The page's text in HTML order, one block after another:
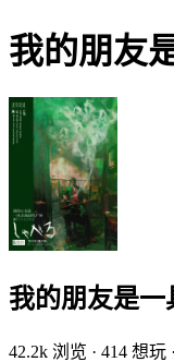
我的朋友
我的朋友是
42.2k 浏览 · 414 想玩